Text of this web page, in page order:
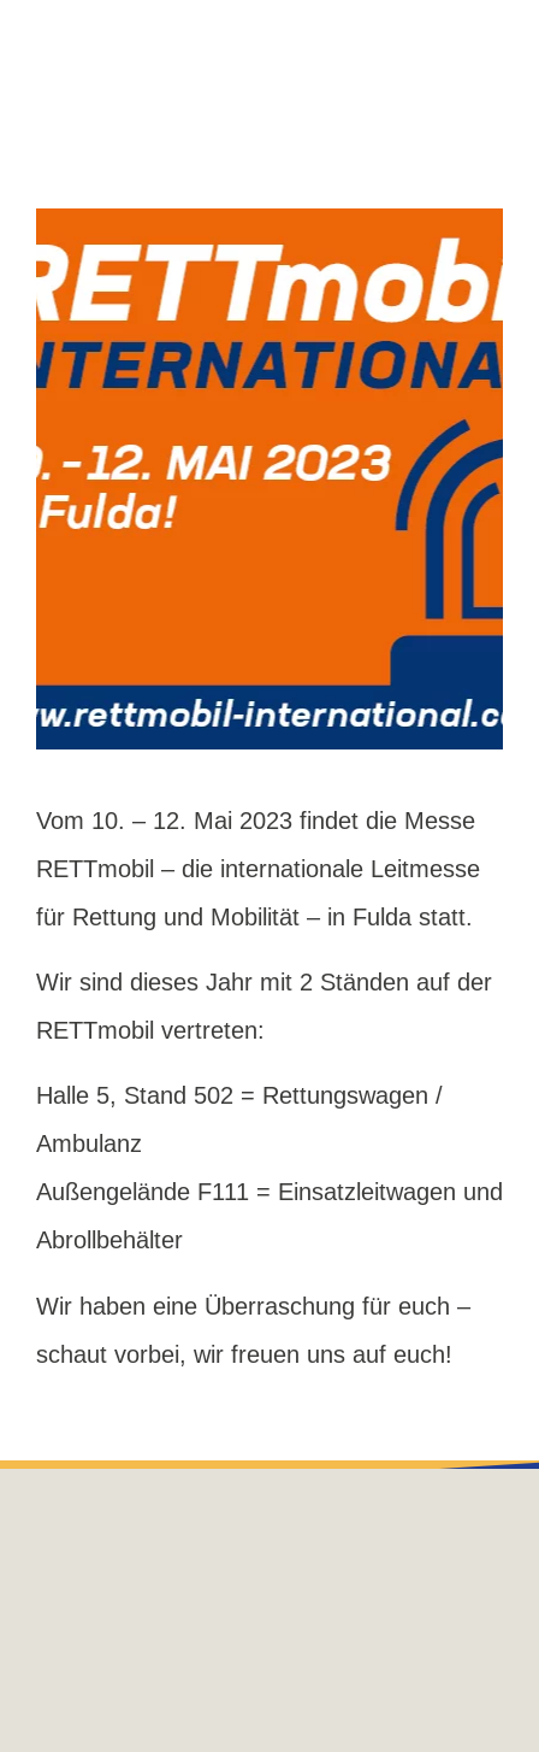
Vom 10. – 12. Mai 2023 findet die Messe
RETTmobil – die internationale Leitmesse
für Rettung und Mobilität – in Fulda statt.
Wir sind dieses Jahr mit 2 Ständen auf der
RETTmobil vertreten:
Halle 5, Stand 502 = Rettungswagen /
Ambulanz
Außengelände F111 = Einsatzleitwagen und
Abrollbehälter
Wir haben eine Überraschung für euch –
schaut vorbei, wir freuen uns auf euch!